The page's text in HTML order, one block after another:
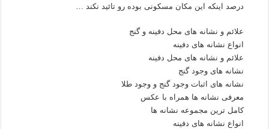
درصد اینکه این مکان مسکونی بوده رو تائید نکند …
علائم و نشانه های محل دفینه و گنج
انواع نشانه های دفینه
علائم و نشانه های محل دفینه
نشانه های وجود گنج
نشانه های اثبات وجود گنج و وجود طلا
معرفی نشانه ها همراه با عکس
کامل ترین مجموعه نشانه ها
انواع نشانه های دفینه